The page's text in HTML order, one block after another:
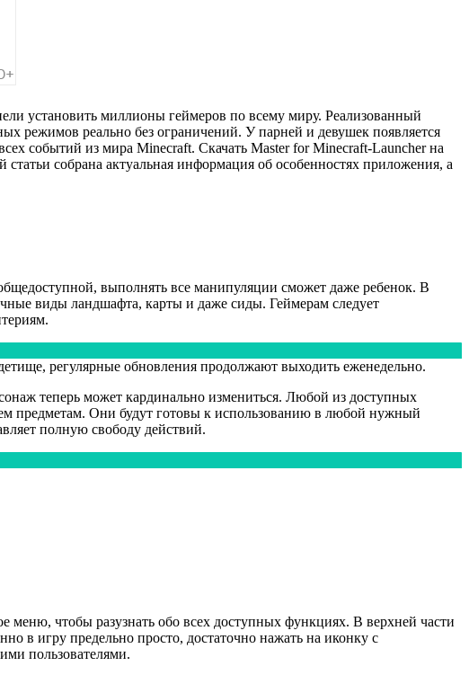
установить миллионы геймеров по всему миру. Реализованный
режимов реально без ограничений. У парней и девушек появляется
событий из мира Minecraft. Скачать Master for Minecraft-Launcher на
собрана актуальная информация об особенностях приложения, а
выполнять все манипуляции сможет даже ребенок. В
виды ландшафта, карты и даже сиды. Геймерам следует
регулярные обновления продолжают выходить еженедельно.
теперь может кардинально измениться. Любой из доступных
предметам. Они будут готовы к использованию в любой нужный
полную свободу действий.
меню, чтобы разузнать обо всех доступных функциях. В верхней части
в игру предельно просто, достаточно нажать на иконку с
пользователями.